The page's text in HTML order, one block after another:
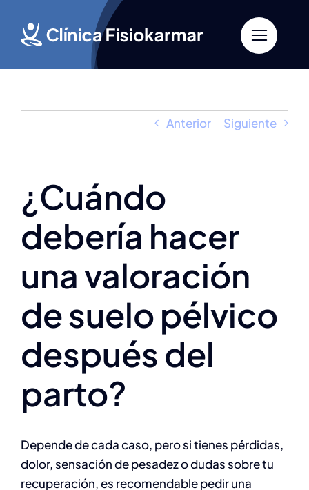
contenido
Anterior Siguiente
¿Cuándo
debería hacer
una valoración
de suelo pélvico
después del
parto?
Depende de cada caso, pero si tienes pérdidas,
dolor, sensación de pesadez o dudas sobre tu
recuperación, es recomendable pedir una